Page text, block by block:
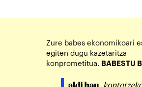
Zure babes ekonomikoari
egiten dugu kazetaritza
konprometitua. BABESTU